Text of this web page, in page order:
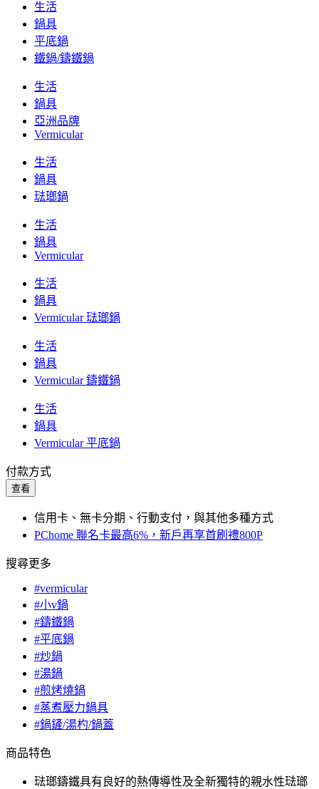
生活
鍋具
平底鍋
鐵鍋/鑄鐵鍋
生活
鍋具
亞洲品牌
Vermicular
生活
鍋具
琺瑯鍋
生活
鍋具
Vermicular
生活
鍋具
Vermicular 琺瑯鍋
生活
鍋具
Vermicular 鑄鐵鍋
生活
鍋具
Vermicular 平底鍋
付款方式
查看
信用卡、無卡分期、行動支付，與其他多種方式
PChome 聯名卡最高6%，新戶再享首刷禮800P
搜尋更多
#vermicular
#小v鍋
#鑄鐵鍋
#平底鍋
#炒鍋
#湯鍋
#煎烤燒鍋
#蒸煮壓力鍋具
#鍋鏟/湯杓/鍋蓋
商品特色
琺瑯鑄鐵具有良好的熱傳導性及全新獨特的親水性琺瑯